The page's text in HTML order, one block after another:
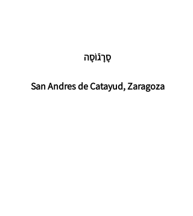
סָרָגֿוֹסָה
San Andres de Catayud, Zaragoza